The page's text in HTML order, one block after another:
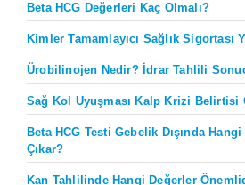
Beta HCG Değerleri Kaç Olmalı?
Kimler Tamamlayıcı Sağlık Sigortası
Ürobilinojen Nedir? İdrar Tahlili
Sağ Kol Uyuşması Kalp Krizi Belirtisi
Beta HCG Testi Gebelik Dışında
Çıkar?
Kan Tahlilinde Hangi Değerler